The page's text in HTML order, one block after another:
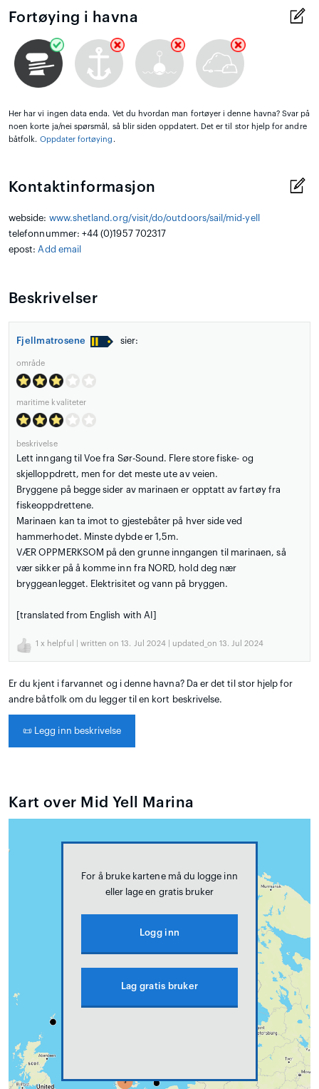
Fortøying i havna
Her har vi ingen data enda. Vet du hvordan man fortøyer i denne havna? Svar på
noen korte ja/nei spørsmål, så blir siden oppdatert. Det er til stor hjelp for andre
båtfolk. Oppdater fortøying .
Kontaktinformasjon
webside: www.shetland.org/visit/do/outdoors/sail/mid-yell
telefonnummer: +44 (0)1957 702317
epost: Add email
Beskrivelser
Fjellmatrosene sier:
område
maritime kvaliteter
beskrivelse
Lett inngang til Voe fra Sør-Sound. Flere store fiske- og
skjelloppdrett, men for det meste ute av veien.
Bryggene på begge sider av marinaen er opptatt av fartøy fra
fiskeoppdrettene.
Marinaen kan ta imot to gjestebåter på hver side ved
hammerhodet. Minste dybde er 1,5m.
VÆR OPPMERKSOM på den grunne inngangen til marinaen, så
vær sikker på å komme inn fra NORD, hold deg nær
bryggeanlegget. Elektrisitet og vann på bryggen.
[translated from English with AI]
1 x helpful | written on 13. Jul 2024 | updated_on 13. Jul 2024
Er du kjent i farvannet og i denne havna? Da er det til stor hjelp for
andre båtfolk om du legger til en kort beskrivelse.
📜 Legg inn beskrivelse
Kart over Mid Yell Marina
For å bruke kartene må du logge inn
eller lage en gratis bruker
Logg inn
Lag gratis bruker